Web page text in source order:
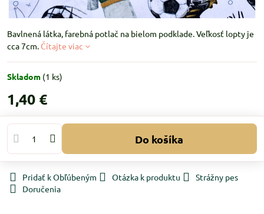
Bavlnená látka, farebná potlač na bielom podklade. Veľkosť lopty je
cca 7cm. Čítajte viac
Skladom (1 ks)
1,40 €
Do košíka
Pridať k Obľúbeným Otázka k produktu
Strážny pes
Doručenia